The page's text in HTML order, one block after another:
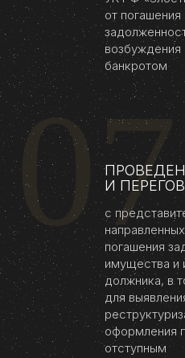
от
возбуждения
банкротом
И
с
погашения
имущества и
должника, в
для
оформления
отступным
07